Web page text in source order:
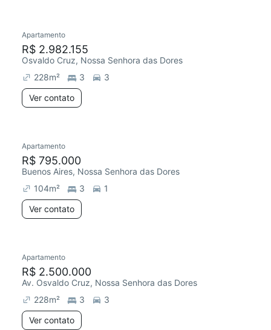
Apartamento
R$ 2.982.155
Osvaldo Cruz, Nossa Senhora das Dores
228m² 3
3
Ver contato
Apartamento
R$ 795.000
Buenos Aires, Nossa Senhora das Dores
104m² 3
1
Ver contato
Apartamento
R$ 2.500.000
Av. Osvaldo Cruz, Nossa Senhora das Dores
228m² 3
3
Ver contato